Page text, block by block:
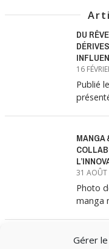
Gérer
DU
16
Publié
MANGA
31 AOÛT
Photo
manga
MANGA